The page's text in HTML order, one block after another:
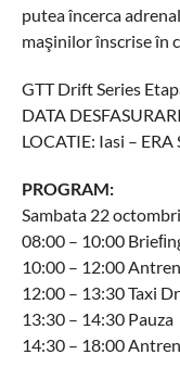
putea încerca
maşinilor înscrise în
GTT Drift Series
DATA
LOCATIE: Iasi –
PROGRAM:
Sambata 22
08:00 – 10:00
10:00 – 12:00
12:00 – 13:30 Taxi
13:30 – 14:30 Pauza
14:30 – 18:00